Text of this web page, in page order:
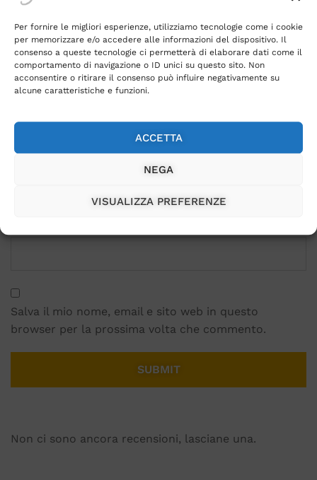
Per fornire le migliori esperienze, utilizziamo tecnologie come i cookie
per memorizzare e/o accedere alle informazioni del dispositivo. Il
consenso a queste tecnologie ci permetterà di elaborare dati come il
comportamento di navigazione o ID unici su questo sito. Non
acconsentire o ritirare il consenso può influire negativamente su
alcune caratteristiche e funzioni.
ACCETTA
NEGA
VISUALIZZA PREFERENZE
Name*
Salva il mio nome, email e sito web in questo
browser per la prossima volta che commento.
Non ci sono ancora recensioni, lasciane una.